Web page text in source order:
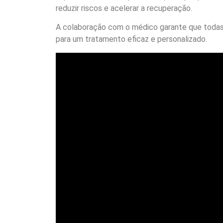
reduzir riscos e acelerar a recuperação.
A colaboração com o médico garante que
para um tratamento eficaz e personalizado.